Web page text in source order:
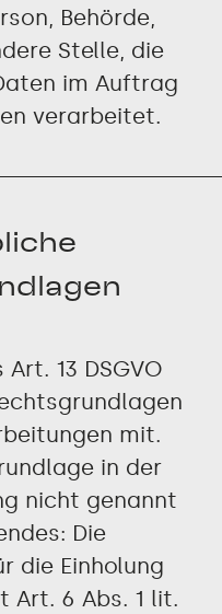
Behörde,
Stelle, die
im Auftrag
verarbeitet.
13 DSGVO
mit.
in der
nicht genannt
Die
die Einholung
Art. 6 Abs. 1 lit.